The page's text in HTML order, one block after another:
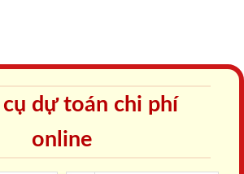
cụ dự toán chi phí
online